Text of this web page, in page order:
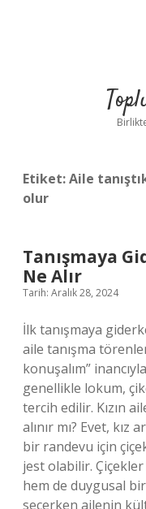
Etiket:Aile
olur
Tanışmaya
Ne Alır
Tarih: Aralık 28, 2024
İlk tanışmaya
aile tanışma
konuşalım”
genellikle lokum,
tercih edilir. Kızın
alınır mı? Evet, kız
bir randevu için
jest olabilir.
hem de duygusal
seçerken ailenin